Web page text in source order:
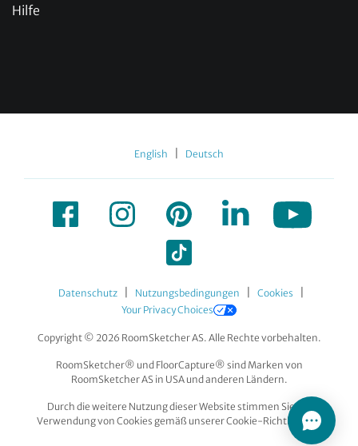
Hilfe
English Deutsch
Datenschutz Nutzungsbedingungen Cookies
Your Privacy Choices
Copyright © 2026 RoomSketcher AS. Alle Rechte vorbehalten.
RoomSketcher® und FloorCapture® sind Marken von
RoomSketcher AS in USA und anderen Ländern.
Durch die weitere Nutzung dieser Website stimmen Sie der
Verwendung von Cookies gemäß unserer Cookie-Richtlinie zu.